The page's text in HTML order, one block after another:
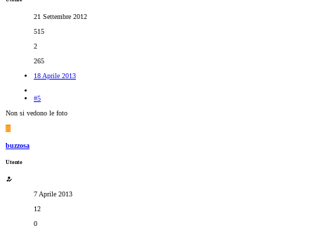
21 Settembre 2012
515
2
265
18 Aprile 2013
#5
Non si vedono le foto
B
buzzosa
Utente
7 Aprile 2013
12
0